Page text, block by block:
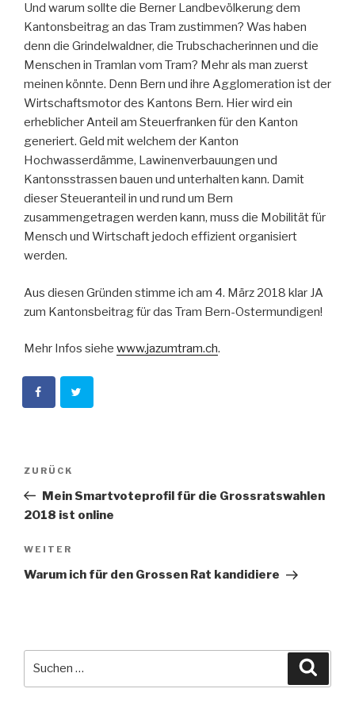
Und warum sollte die Berner Landbevölkerung dem
Kantonsbeitrag an das Tram zustimmen? Was haben
denn die Grindelwaldner, die Trubschacherinnen und die
Menschen in Tramlan vom Tram? Mehr als man zuerst
meinen könnte. Denn Bern und ihre Agglomeration ist der
Wirtschaftsmotor des Kantons Bern. Hier wird ein
erheblicher Anteil am Steuerfranken für den Kanton
generiert. Geld mit welchem der Kanton
Hochwasserdämme, Lawinenverbauungen und
Kantonsstrassen bauen und unterhalten kann. Damit
dieser Steueranteil in und rund um Bern
zusammengetragen werden kann, muss die Mobilität für
Mensch und Wirtschaft jedoch effizient organisiert
werden.
Aus diesen Gründen stimme ich am 4. März 2018 klar JA
zum Kantonsbeitrag für das Tram Bern-Ostermundigen!
Mehr Infos siehe www.jazumtram.ch.
Beitragsnavigation
Vorheriger
Beitrag
ZURÜCK
Mein Smartvoteprofil für die Grossratswahlen
2018 ist online
Nächster
Beitrag
WEITER
Warum ich für den Grossen Rat kandidiere